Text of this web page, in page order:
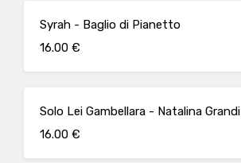
Syrah - Baglio di Pianetto
16.00 €
Solo Lei Gambellara - Natalina Grandi
16.00 €